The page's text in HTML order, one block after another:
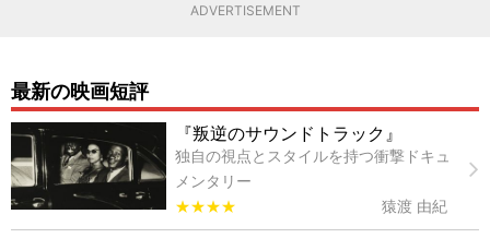
ADVERTISEMENT
最新の映画短評
『叛逆のサウンドトラック』
独自の視点とスタイルを持つ衝撃ドキュ
メンタリー
★★★★
猿渡 由紀